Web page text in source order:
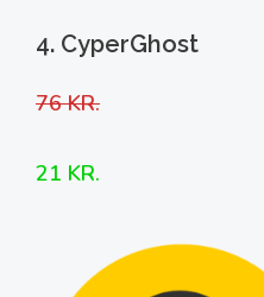
4. CyperGhost
76 KR.
21 KR.